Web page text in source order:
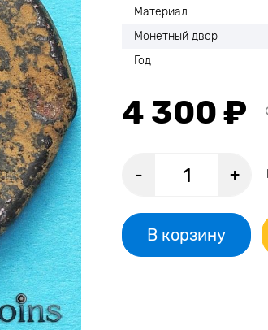
Материал
Монетный двор
Год
4 300 ₽
- +
В корзину